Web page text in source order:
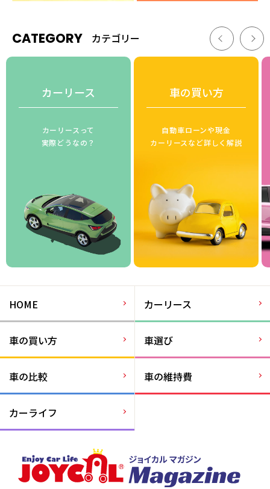
CATEGORY カテゴリー
カーリース
カーリースって
実際どうなの？
車の買い方
自動車ローンや現金
カーリースなど詳しく解説
HOME カーリース
車の買い方 車選び
車の比較 車の維持費
カーライフ